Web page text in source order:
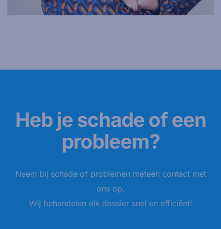
Heb je schade of een
probleem?
Neem bij schade of problemen meteen contact met
ons op.
Wij behandelen elk dossier snel en efficiënt!